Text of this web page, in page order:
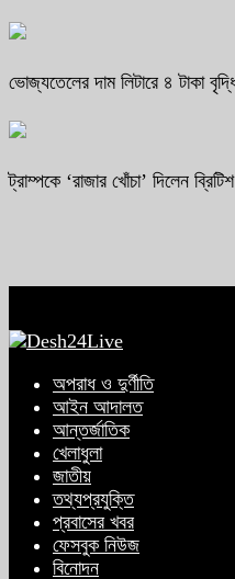
ভোজ্যতেলের দাম লিটারে ৪ টাকা
ট্রাম্পকে ‘রাজার খোঁচা’ দিলেন
অপরাধ ও দুর্ণীতি
আইন আদালত
আন্তর্জাতিক
খেলাধুলা
জাতীয়
তথ্যপ্রযুক্তি
প্রবাসের খবর
ফেসবুক নিউজ
বিনোদন